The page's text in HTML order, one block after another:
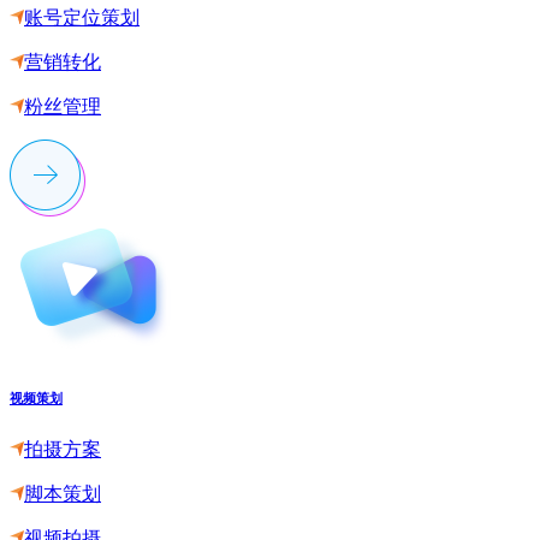
账号定位策划
营销转化
粉丝管理
视频策划
拍摄方案
脚本策划